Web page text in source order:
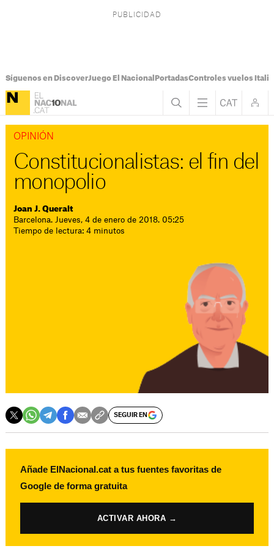
Síguenos en DiscoverJuego El Nacional PortadasControles vuelos Italia
OPINIÓN
Constitucionalistas: el fin del
monopolio
Joan J. Queralt
Barcelona. Jueves, 4 de enero de 2018. 05:25
Tiempo de lectura: 4 minutos
SEGUIR EN
Añade ElNacional.cat a tus fuentes favoritas de
Google de forma gratuita
ACTIVAR AHORA →